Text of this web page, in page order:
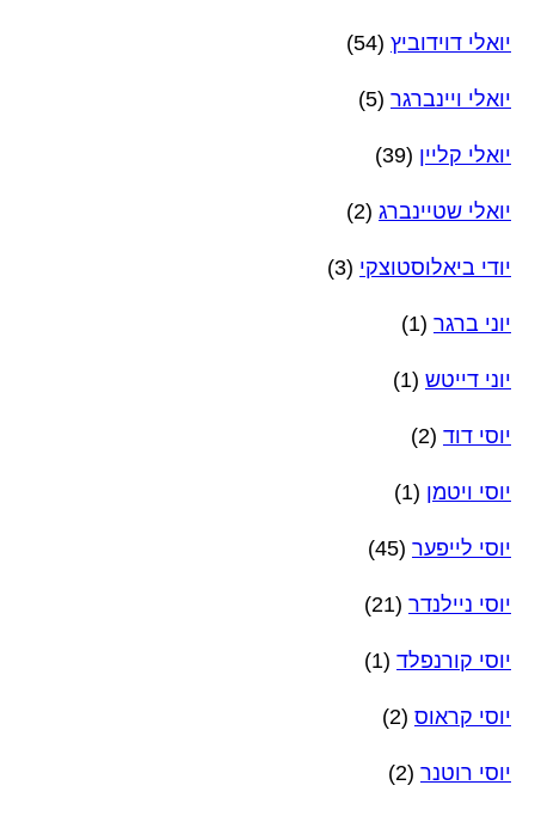
יואלי דוידוביץ (54)
יואלי ויינברגר (5)
יואלי קליין (39)
יואלי שטיינברג (2)
יודי ביאלוסטוצקי (3)
יוני ברגר (1)
יוני דייטש (1)
יוסי דוד (2)
יוסי ויטמן (1)
יוסי לייפער (45)
יוסי ניילנדר (21)
יוסי קורנפלד (1)
יוסי קראוס (2)
יוסי רוטנר (2)